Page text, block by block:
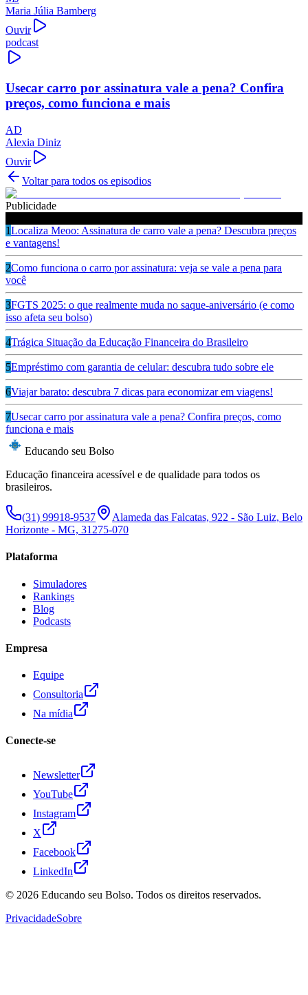
Maria Júlia Bamberg
Ouvir
podcast
Usecar carro por assinatura vale a pena? Confira
preços, como funciona e mais
AD
Alexia Diniz
Ouvir
Voltar para todos os episodios
Publicidade
1Localiza Meoo: Assinatura de carro vale a pena? Descubra preços
e vantagens!
2Como funciona o carro por assinatura: veja se vale a pena para
você
3FGTS 2025: o que realmente muda no saque-aniversário (e como
isso afeta seu bolso)
4Trágica Situação da Educação Financeira do Brasileiro
5Empréstimo com garantia de celular: descubra tudo sobre ele
6Viajar barato: descubra 7 dicas para economizar em viagens!
7Usecar carro por assinatura vale a pena? Confira preços, como
funciona e mais
Educando seu Bolso
Educação financeira acessível e de qualidade para todos os
brasileiros.
(31) 99918-9537
Alameda das Falcatas, 922 - São Luiz, Belo
Horizonte - MG, 31275-070
Plataforma
Simuladores
Rankings
Blog
Podcasts
Empresa
Equipe
Consultoria
Na mídia
Conecte-se
Newsletter
YouTube
Instagram
X
Facebook
LinkedIn
© 2026 Educando seu Bolso. Todos os direitos reservados.
PrivacidadeSobre